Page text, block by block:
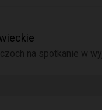
na spotkanie w